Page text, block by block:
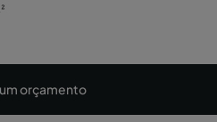
orçamento